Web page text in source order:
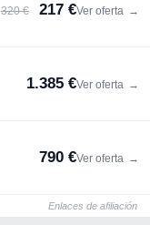
320 € 217 €Ver oferta →
1.385 €Ver oferta →
790 €Ver oferta →
Enlaces de afiliación